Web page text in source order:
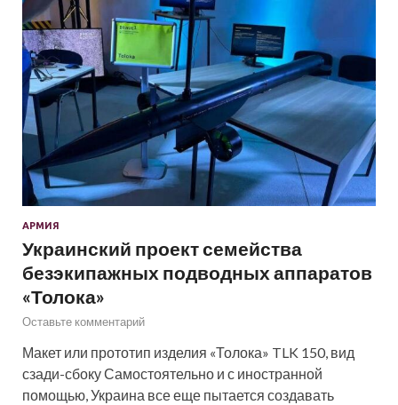
АРМИЯ
Украинский проект семейства
безэкипажных подводных аппаратов
«Толока»
Оставьте комментарий
Макет или прототип изделия «Толока» TLK 150, вид
сзади-сбоку Самостоятельно и с иностранной
помощью, Украина все еще пытается создавать